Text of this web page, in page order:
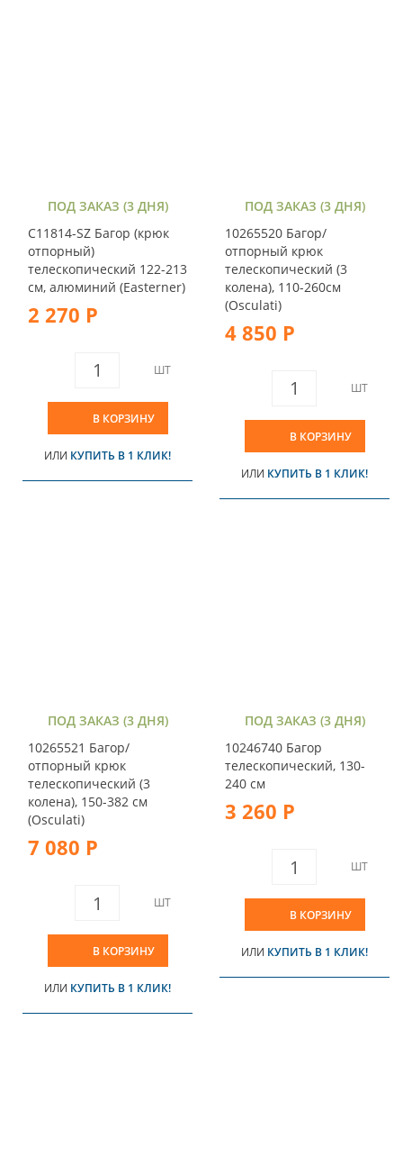
ПОД ЗАКАЗ (3 ДНЯ)
C11814-SZ Багор (крюк
отпорный)
телескопический 122-213
см, алюминий (Easterner)
2 270 Р
ШТ
В КОРЗИНУ
ИЛИ КУПИТЬ В 1 КЛИК!
ПОД ЗАКАЗ (3 ДНЯ)
10265520 Багор/
отпорный крюк
телескопический (3
колена), 110-260см
(Osculati)
4 850 Р
ШТ
В КОРЗИНУ
ИЛИ КУПИТЬ В 1 КЛИК!
ПОД ЗАКАЗ (3 ДНЯ)
10265521 Багор/
отпорный крюк
телескопический (3
колена), 150-382 см
(Osculati)
7 080 Р
ШТ
В КОРЗИНУ
ИЛИ КУПИТЬ В 1 КЛИК!
ПОД ЗАКАЗ (3 ДНЯ)
10246740 Багор
телескопический, 130-
240 см
3 260 Р
ШТ
В КОРЗИНУ
ИЛИ КУПИТЬ В 1 КЛИК!